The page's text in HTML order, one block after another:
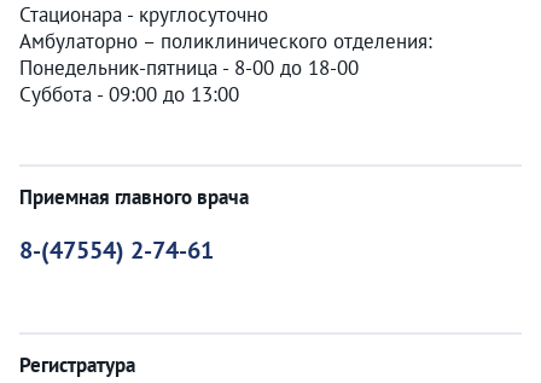
Стационара - круглосуточно
Амбулаторно – поликлинического отделения:
Понедельник-пятница - 8-00 до 18-00
Суббота - 09:00 до 13:00
Приемная главного врача
8-(47554) 2-74-61
Регистратура